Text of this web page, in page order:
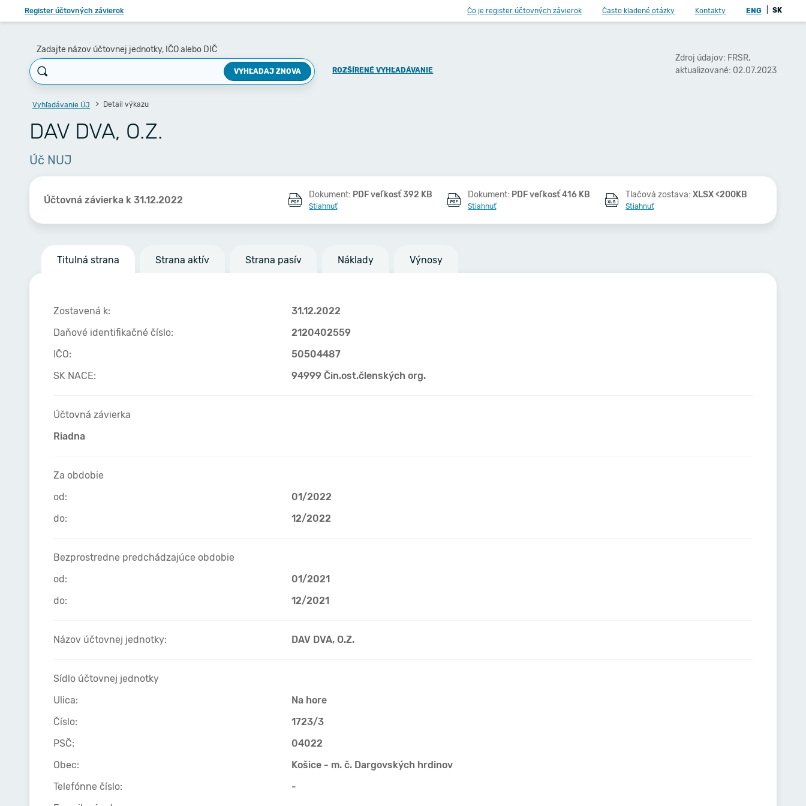
Register účtovných závierok Čo je register účtovných závierok Často kladené otázky Kontakty ENG SK
Zadajte názov účtovnej jednotky, IČO alebo DIČ
VYHĽADAJ ZNOVA ROZŠÍRENÉ VYHĽADÁVANIE
Zdroj údajov: FRSR,
aktualizované: 02.07.2023
Vyhľadávanie ÚJ Detail výkazu
DAV DVA, O.Z.
Úč NUJ
Účtovná závierka k 31.12.2022 Dokument: PDF veľkosť 392 KB
Stiahnuť
Dokument: PDF veľkosť 416 KB
Stiahnuť
Tlačová zostava:XLSX <200KB
Stiahnuť
Titulná strana Strana aktív Strana pasív Náklady Výnosy
Zostavená k:
31.12.2022
Daňové identifikačné číslo:
2120402559
IČO:
50504487
SK NACE:
94999 Čin.ost.členských org.
Účtovná závierka
Riadna
Za obdobie
od:
01/2022
do:
12/2022
Bezprostredne predchádzajúce obdobie
od:
01/2021
do:
12/2021
Názov účtovnej jednotky: DAV DVA, O.Z.
Sídlo účtovnej jednotky
Ulica:
Na hore
Číslo:
1723/3
PSČ:
04022
Obec:
Košice - m. č. Dargovských hrdinov
Telefónne číslo:
-